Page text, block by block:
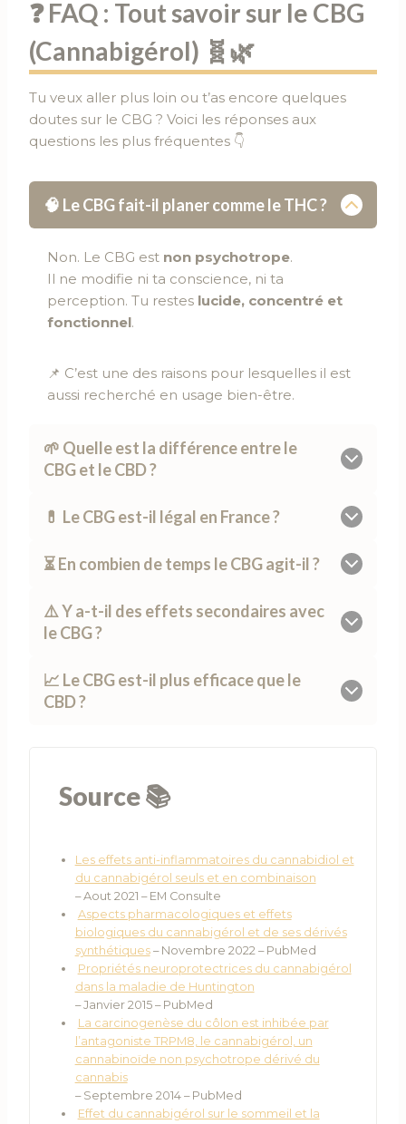
❓FAQ : Tout savoir sur le CBG
(Cannabigérol) 🧬🌿
Tu veux aller plus loin ou t’as encore quelques
doutes sur le CBG ? Voici les réponses aux
questions les plus fréquentes 👇
🧠 Le CBG fait-il planer comme le THC ?
Non. Le CBG est non psychotrope.
Il ne modifie ni ta conscience, ni ta
perception. Tu restes lucide, concentré et
fonctionnel.
📌 C’est une des raisons pour lesquelles il est
aussi recherché en usage bien-être.
🌱 Quelle est la différence entre le
CBG et le CBD ?
💊 Le CBG est-il légal en France ?
⏳ En combien de temps le CBG agit-il ?
⚠️ Y a-t-il des effets secondaires avec
le CBG ?
📈 Le CBG est-il plus efficace que le
CBD ?
Source 📚
Les effets anti-inflammatoires du cannabidiol et
du cannabigérol seuls et en combinaison
– Aout 2021 – EM Consulte
Aspects pharmacologiques et effets
biologiques du cannabigérol et de ses dérivés
synthétiques– Novembre 2022 – PubMed
Propriétés neuroprotectrices du cannabigérol
dans la maladie de Huntington
– Janvier 2015 – PubMed
La carcinogenèse du côlon est inhibée par
l’antagoniste TRPM8, le cannabigérol, un
cannabinoïde non psychotrope dérivé du
cannabis
– Septembre 2014 – PubMed
Effet du cannabigérol sur le sommeil et la